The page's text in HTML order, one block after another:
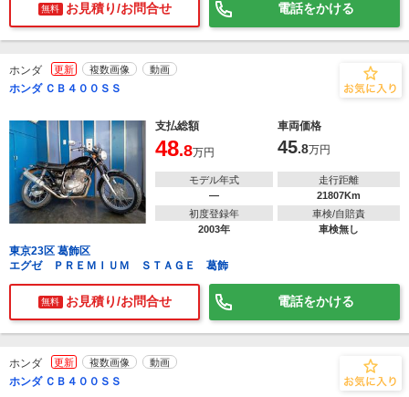
無料 お見積り/お問合せ 電話をかける
ホンダ 更新 複数画像 動画
ホンダ ＣＢ４００ＳＳ
支払総額 車両価格
48.8万円 45.8万円
モデル年式
―
走行距離
21807Km
初度登録年
2003年
車検/自賠責
車検無し
東京23区 葛飾区
エグゼ ＰＲＥＭＩＵＭ ＳＴＡＧＥ 葛飾
無料 お見積り/お問合せ 電話をかける
ホンダ 更新 複数画像 動画
ホンダ ＣＢ４００ＳＳ